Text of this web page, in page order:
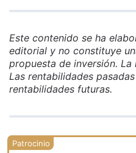
Este contenido se ha
editorial y no constituye
propuesta de inversión.
Las rentabilidades
rentabilidades futuras.